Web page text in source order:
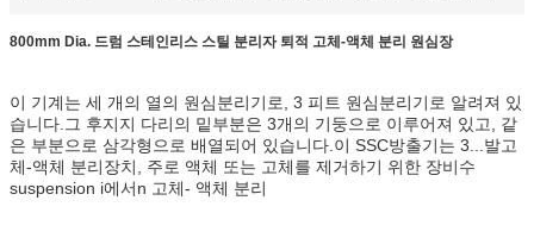
800mm Dia. 드럼 스테인리스 스틸 분리자 퇴적 고체-액체 분리 원심장
이 기계는 세 개의 열의 원심분리기로, 3 피트 원심분리기로 알려져 있
습니다. 그 후지지 다리의 밑부분은 3개의 기둥으로 이루어져 있고, 같
은 부분으로 삼각형으로 배열되어 있습니다. 이 SSC방출기는 3... 발고
체-액체 분리장치, 주로 액체 또는 고체를 제거하기 위한 장비수
suspension i에서n 고체- 액체 분리